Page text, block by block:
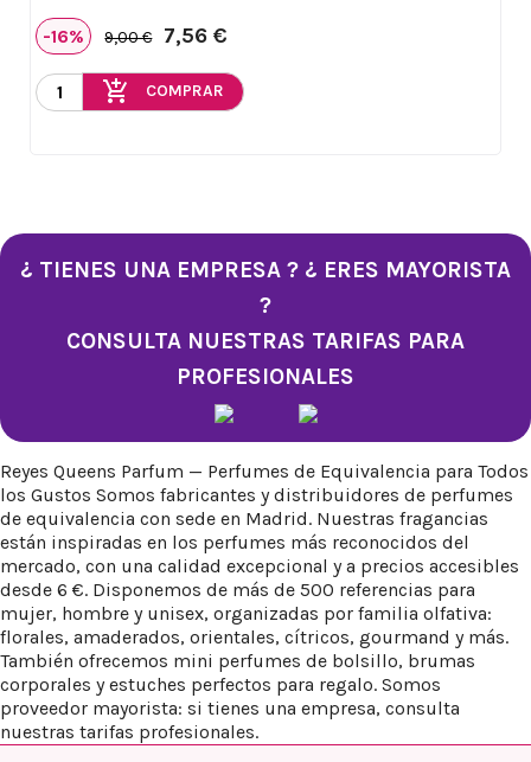
-16% 9,00 € 7,56 €
add_shopping_cart COMPRAR
¿ TIENES UNA EMPRESA ? ¿ ERES MAYORISTA
?
CONSULTA NUESTRAS TARIFAS PARA
PROFESIONALES
Reyes Queens Parfum — Perfumes de Equivalencia para Todos
los Gustos Somos fabricantes y distribuidores de perfumes
de equivalencia con sede en Madrid. Nuestras fragancias
están inspiradas en los perfumes más reconocidos del
mercado, con una calidad excepcional y a precios accesibles
desde 6 €. Disponemos de más de 500 referencias para
mujer, hombre y unisex, organizadas por familia olfativa:
florales, amaderados, orientales, cítricos, gourmand y más.
También ofrecemos mini perfumes de bolsillo, brumas
corporales y estuches perfectos para regalo. Somos
proveedor mayorista: si tienes una empresa, consulta
nuestras tarifas profesionales.